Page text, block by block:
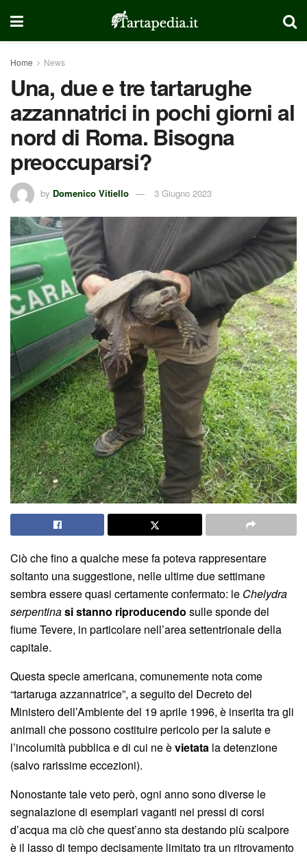
Home News
Una, due e tre tartarughe
azzannatrici in pochi giorni al
nord di Roma. Bisogna
preoccuparsi?
by Domenico Vitiello 3 Giugno 2023
Ciò che fino a qualche mese fa poteva rappresentare
soltanto una suggestione, nelle ultime due settimane
sembra essere quasi certamente confermato: le Chelydra
serpentinasi stanno riproducendo sulle sponde del
fiume Tevere, in particolare nell’area settentrionale della
capitale.
Questa specie americana, comunemente nota come
“tartaruga azzannatrice”, a seguito del Decreto del
Ministero dell’Ambiente del 19 aprile 1996, è inserita tra gli
animali che possono costituire pericolo per la salute e
l’incolumità pubblica e di cui ne èvietata la detenzione
(salvo rarissime eccezioni).
Nonostante tale veto però, ogni anno sono diverse le
segnalazione di esemplari vaganti nei pressi di corsi
d’acqua ma ciò che quest’anno sta destando più scalpore
è il lasso di tempo decisamente limitato tra un ritrovamento